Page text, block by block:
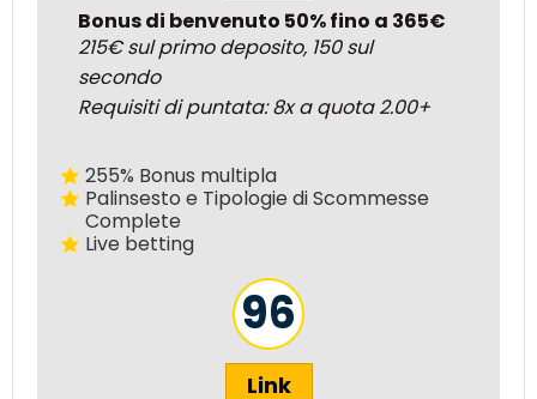
Bonus di benvenuto 50% fino a 365€
215€ sul primo deposito, 150 sul
secondo
Requisiti di puntata: 8x a quota 2.00+
255% Bonus multipla
Palinsesto e Tipologie di Scommesse
Complete
Live betting
96
Link